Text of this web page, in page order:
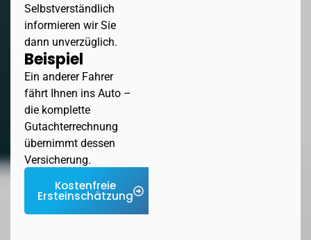
Selbstverständlich
informieren wir Sie
dann unverzüglich.
Beispiel
Ein anderer Fahrer
fährt Ihnen ins Auto –
die komplette
Gutachterrechnung
übernimmt dessen
Versicherung.
Kostenfreie
Ersteinschätzung